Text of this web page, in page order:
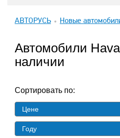
АВТОРУСЬ Новые
Автомобили
наличии
Сортировать по: